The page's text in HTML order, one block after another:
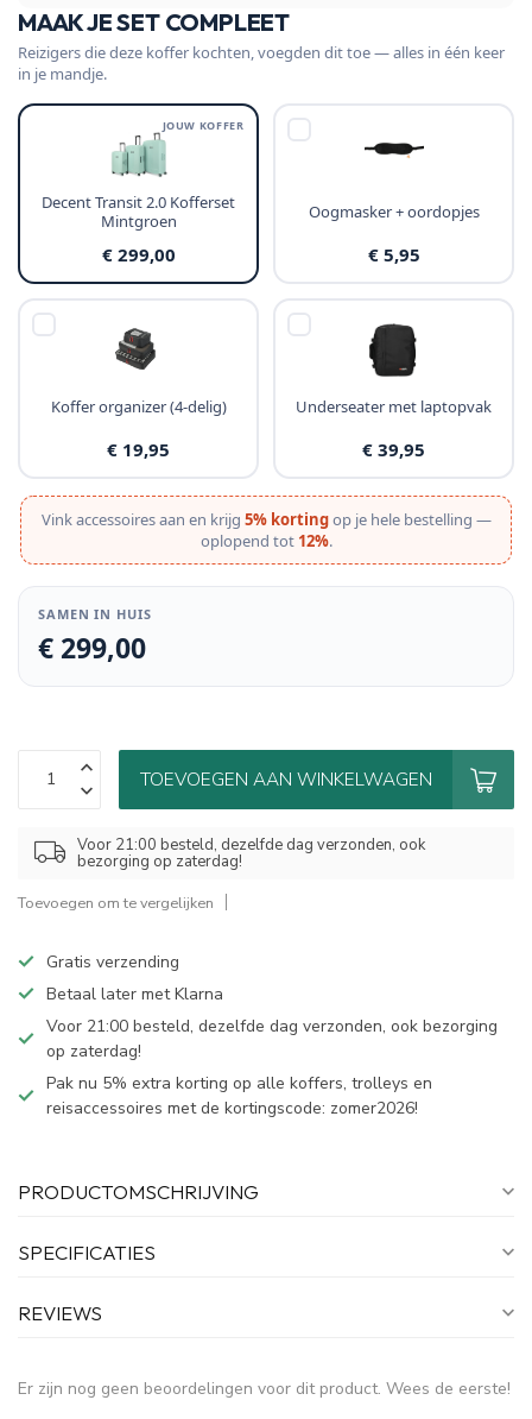
MAAK JE SET COMPLEET
Reizigers die deze koffer kochten, voegden dit toe — alles in één keer
in je mandje.
JOUW KOFFER
Decent Transit 2.0 Kofferset
Mintgroen
€ 299,00
Oogmasker + oordopjes
€ 5,95
Koffer organizer (4-delig)
€ 19,95
Underseater met laptopvak
€ 39,95
Vink accessoires aan en krijg 5% kortingop je hele bestelling —
oplopend tot 12%.
SAMEN IN HUIS
€ 299,00
TOEVOEGEN AAN WINKELWAGEN
Voor 21:00 besteld, dezelfde dag verzonden, ook
bezorging op zaterdag!
Toevoegen om te vergelijken
Gratis verzending
Betaal later met Klarna
Voor 21:00 besteld, dezelfde dag verzonden, ook bezorging
op zaterdag!
Pak nu 5% extra korting op alle koffers, trolleys en
reisaccessoires met de kortingscode: zomer2026!
PRODUCTOMSCHRIJVING
SPECIFICATIES
REVIEWS
Er zijn nog geen beoordelingen voor dit product. Wees de eerste!